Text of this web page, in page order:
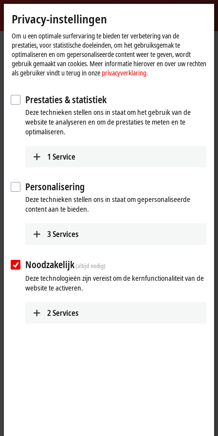
Beckhoff
-
New
Automation
Technology
Home
page
Producten Automation
TwinCAT
TFxxxx | TwinCAT 3 Functions
TF5xxx | Motion TF5263
TF5263 | TwinCAT 3 CNC
Extended Interpolation
Privacy-instellingen
Om u een optimale surfervaring te bieden ter verbetering van de
prestaties, voor statistische doeleinden, om het gebruiksgemak te
optimaliseren en om gepersonaliseerde content weer te geven, wordt
gebruik gemaakt van cookies. Meer informatie hierover en over uw rechten
als gebruiker vindt u terug in onze privacyverklaring.
Prestaties & statistiek
Deze technieken stellen ons in staat om het gebruik van de
website te analyseren en om de prestaties te meten en te
optimaliseren.
1 Service
Personalisering
Deze technieken stellen ons in staat om gepersonaliseerde
content aan te bieden.
3Services
Noodzakelijk(altijd nodig)
Deze technologieën zijn vereist om de kernfunctionaliteit van de
website te activeren.
2Services